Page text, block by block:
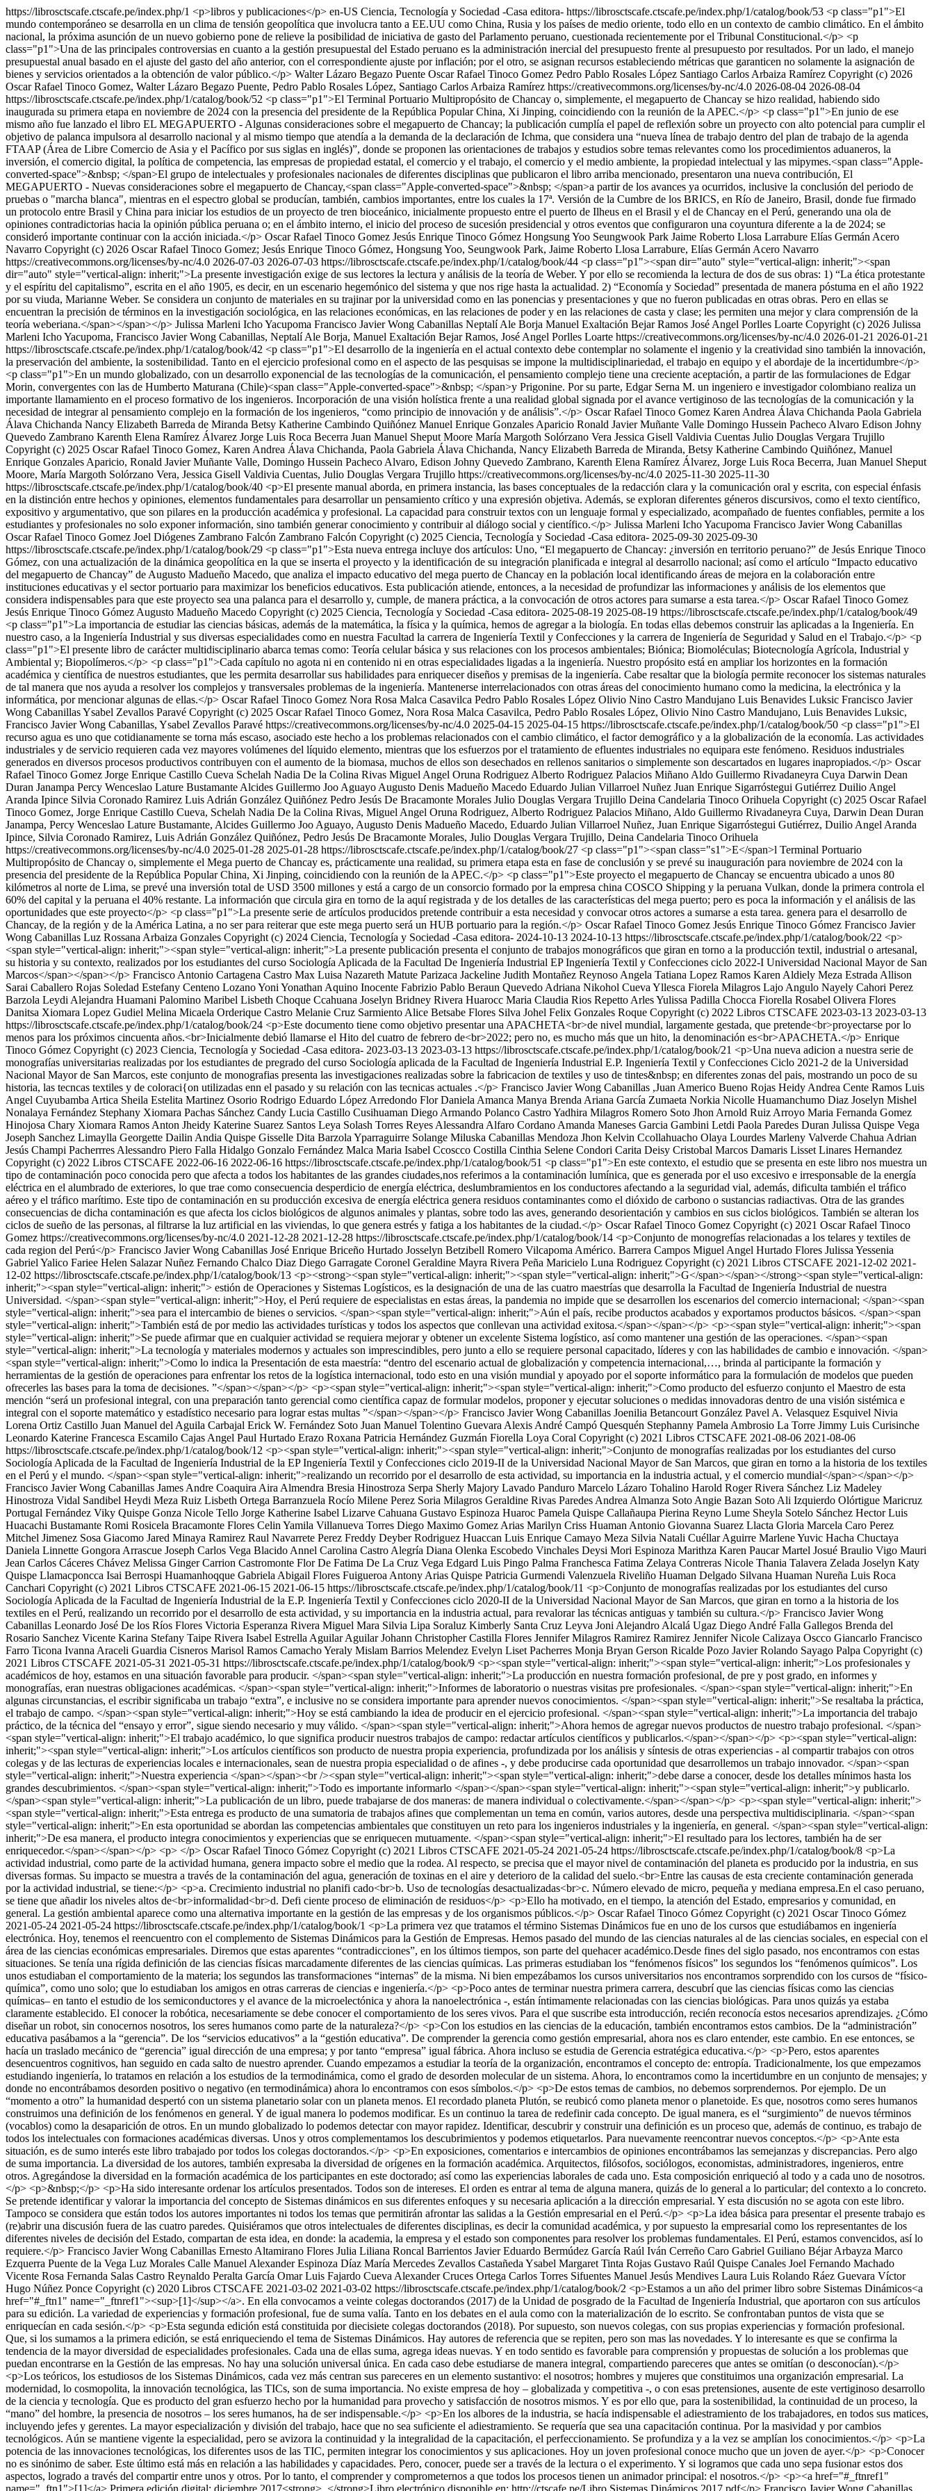
https://librosctscafe.ctscafe.pe/index.php/1 <p>libros y publicaciones</p> en-US Ciencia, Tecnología y Sociedad -Casa editora- https://librosctscafe.ctscafe.pe/index.php/1/catalog/book/53 <p class="p1">El
mundo contemporáneo se desarrolla en un clima de tensión geopolítica que involucra tanto a EE.UU como China, Rusia y los países de medio oriente, todo ello en un contexto de cambio climático. En el ámbito
nacional, la próxima asunción de un nuevo gobierno pone de relieve la posibilidad de iniciativa de gasto del Parlamento peruano, cuestionada recientemente por el Tribunal Constitucional.</p> <p
class="p1">Una de las principales controversias en cuanto a la gestión presupuestal del Estado peruano es la administración inercial del presupuesto frente al presupuesto por resultados. Por un lado, el manejo
presupuestal anual basado en el ajuste del gasto del año anterior, con el correspondiente ajuste por inflación; por el otro, se asignan recursos estableciendo métricas que garanticen no solamente la asignación de
bienes y servicios orientados a la obtención de valor público.</p> Walter Lázaro Begazo Puente Oscar Rafael Tinoco Gomez Pedro Pablo Rosales López Santiago Carlos Arbaiza Ramírez Copyright (c) 2026
Oscar Rafael Tinoco Gomez, Walter Lázaro Begazo Puente, Pedro Pablo Rosales López, Santiago Carlos Arbaiza Ramírez https://creativecommons.org/licenses/by-nc/4.0 2026-08-04 2026-08-04
https://librosctscafe.ctscafe.pe/index.php/1/catalog/book/52 <p class="p1">El Terminal Portuario Multipropósito de Chancay o, simplemente, el megapuerto de Chancay se hizo realidad, habiendo sido
inaugurada su primera etapa en noviembre de 2024 con la presencia del presidente de la República Popular China, Xi Jinping, coincidiendo con la reunión de la APEC.</p> <p class="p1">En junio de ese
mismo año fue lanzado el libro EL MEGAPUERTO - Algunas consideraciones sobre el megapuerto de Chancay; la publicación cumplía el papel de reflexión sobre un proyecto con alto potencial para cumplir el
objetivo de palanca impulsora al desarrollo nacional y al mismo tiempo que atendía a la demanda de la declaración de Ichma, que considera una “nueva línea de trabajo dentro del plan de trabajo de la agenda
FTAAP (Área de Libre Comercio de Asia y el Pacífico por sus siglas en inglés)”, donde se proponen las orientaciones de trabajos y estudios sobre temas relevantes como los procedimientos aduaneros, la
inversión, el comercio digital, la política de competencia, las empresas de propiedad estatal, el comercio y el trabajo, el comercio y el medio ambiente, la propiedad intelectual y las mipymes.<span class="Apple-
converted-space">&nbsp; </span>El grupo de intelectuales y profesionales nacionales de diferentes disciplinas que publicaron el libro arriba mencionado, presentaron una nueva contribución, El
MEGAPUERTO - Nuevas consideraciones sobre el megapuerto de Chancay,<span class="Apple-converted-space">&nbsp; </span>a partir de los avances ya ocurridos, inclusive la conclusión del periodo de
pruebas o "marcha blanca", mientras en el espectro global se producían, también, cambios importantes, entre los cuales la 17ª. Versión de la Cumbre de los BRICS, en Río de Janeiro, Brasil, donde fue firmado
un protocolo entre Brasil y China para iniciar los estudios de un proyecto de tren bioceánico, inicialmente propuesto entre el puerto de Ilheus en el Brasil y el de Chancay en el Perú, generando una ola de
opiniones contradictorias hacia la opinión pública peruana o; en el ámbito interno, el inicio del proceso de sucesión presidencial y otros eventos que configuraron una coyuntura diferente a la de 2024; se
consideró importante continuar con la acción iniciada.</p> Oscar Rafael Tinoco Gomez Jesús Enrique Tinoco Gómez Hongsung Yoo Seungwook Park Jaime Roberto Llosa Larrabure Elías Germán Acero
Navarro Copyright (c) 2026 Oscar Rafael Tinoco Gomez; Jesús Enrique Tinoco Gómez, Hongsung Yoo, Seungwook Park, Jaime Roberto Llosa Larrabure, Elías Germán Acero Navarro
https://creativecommons.org/licenses/by-nc/4.0 2026-07-03 2026-07-03 https://librosctscafe.ctscafe.pe/index.php/1/catalog/book/44 <p class="p1"><span dir="auto" style="vertical-align: inherit;"><span
dir="auto" style="vertical-align: inherit;">La presente investigación exige de sus lectores la lectura y análisis de la teoría de Weber. Y por ello se recomienda la lectura de dos de sus obras: 1) “La ética protestante
y el espíritu del capitalismo”, escrita en el año 1905, es decir, en un escenario hegemónico del sistema y que nos rige hasta la actualidad. 2) “Economía y Sociedad” presentada de manera póstuma en el año 1922
por su viuda, Marianne Weber. Se considera un conjunto de materiales en su trajinar por la universidad como en las ponencias y presentaciones y que no fueron publicadas en otras obras. Pero en ellas se
encuentran la precisión de términos en la investigación sociológica, en las relaciones económicas, en las relaciones de poder y en las relaciones de casta y clase; les permiten una mejor y clara comprensión de la
teoría weberiana.</span></span></p> Julissa Marleni Icho Yacupoma Francisco Javier Wong Cabanillas Neptalí Ale Borja Manuel Exaltación Bejar Ramos José Angel Porlles Loarte Copyright (c) 2026 Julissa
Marleni Icho Yacupoma, Francisco Javier Wong Cabanillas, Neptalí Ale Borja, Manuel Exaltación Bejar Ramos, José Angel Porlles Loarte https://creativecommons.org/licenses/by-nc/4.0 2026-01-21 2026-01-21
https://librosctscafe.ctscafe.pe/index.php/1/catalog/book/42 <p class="p1">El desarrollo de la ingeniería en el actual contexto debe contemplar no solamente el ingenio y la creatividad sino también la innovación,
la preservación del ambiente, la sostenibilidad. Tanto en el ejercicio profesional como en el aspecto de las pesquisas se impone la multidisciplinariedad, el trabajo en equipo y el abordaje de la incertidumbre</p>
<p class="p1">En un mundo globalizado, con un desarrollo exponencial de las tecnologías de la comunicación, el pensamiento complejo tiene una creciente aceptación, a partir de las formulaciones de Edgar
Morin, convergentes con las de Humberto Maturana (Chile)<span class="Apple-converted-space">&nbsp; </span>y Prigonine. Por su parte, Edgar Serna M. un ingeniero e investigador colombiano realiza un
importante llamamiento en el proceso formativo de los ingenieros. Incorporación de una visión holística frente a una realidad global signada por el avance vertiginoso de las tecnologías de la comunicación y la
necesidad de integrar al pensamiento complejo en la formación de los ingenieros, “como principio de innovación y de análisis”.</p> Oscar Rafael Tinoco Gomez Karen Andrea Álava Chichanda Paola Gabriela
Álava Chichanda Nancy Elizabeth Barreda de Miranda Betsy Katherine Cambindo Quiñónez Manuel Enrique Gonzales Aparicio Ronald Javier Muñante Valle Domingo Hussein Pacheco Alvaro Edison Johny
Quevedo Zambrano Karenth Elena Ramírez Álvarez Jorge Luis Roca Becerra Juan Manuel Sheput Moore María Margoth Solórzano Vera Jessica Gisell Valdivia Cuentas Julio Douglas Vergara Trujillo
Copyright (c) 2025 Oscar Rafael Tinoco Gomez, Karen Andrea Álava Chichanda, Paola Gabriela Álava Chichanda, Nancy Elizabeth Barreda de Miranda, Betsy Katherine Cambindo Quiñónez, Manuel
Enrique Gonzales Aparicio, Ronald Javier Muñante Valle, Domingo Hussein Pacheco Alvaro, Edison Johny Quevedo Zambrano, Karenth Elena Ramírez Álvarez, Jorge Luis Roca Becerra, Juan Manuel Sheput
Moore, María Margoth Solórzano Vera, Jessica Gisell Valdivia Cuentas, Julio Douglas Vergara Trujillo https://creativecommons.org/licenses/by-nc/4.0 2025-11-30 2025-11-30
https://librosctscafe.ctscafe.pe/index.php/1/catalog/book/40 <p>El presente manual aborda, en primera instancia, las bases conceptuales de la redacción clara y la comunicación oral y escrita, con especial énfasis
en la distinción entre hechos y opiniones, elementos fundamentales para desarrollar un pensamiento crítico y una expresión objetiva. Además, se exploran diferentes géneros discursivos, como el texto científico,
expositivo y argumentativo, que son pilares en la producción académica y profesional. La capacidad para construir textos con un lenguaje formal y especializado, acompañado de fuentes confiables, permite a los
estudiantes y profesionales no solo exponer información, sino también generar conocimiento y contribuir al diálogo social y científico.</p> Julissa Marleni Icho Yacupoma Francisco Javier Wong Cabanillas
Oscar Rafael Tinoco Gomez Joel Diógenes Zambrano Falcón Zambrano Falcón Copyright (c) 2025 Ciencia, Tecnología y Sociedad -Casa editora- 2025-09-30 2025-09-30
https://librosctscafe.ctscafe.pe/index.php/1/catalog/book/29 <p class="p1">Esta nueva entrega incluye dos artículos: Uno, “El megapuerto de Chancay: ¿inversión en territorio peruano?” de Jesús Enrique Tinoco
Gómez, con una actualización de la dinámica geopolítica en la que se inserta el proyecto y la identificación de su integración planificada e integral al desarrollo nacional; así como el artículo “Impacto educativo
del megapuerto de Chancay” de Augusto Madueño Macedo, que analiza el impacto educativo del mega puerto de Chancay en la población local identificando áreas de mejora en la colaboración entre
instituciones educativas y el sector portuario para maximizar los beneficios educativos. Esta publicación atiende, entonces, a la necesidad de profundizar las informaciones y análisis de los elementos que
considera indispensables para que este proyecto sea una palanca para el desarrollo y, cumple, de manera práctica, a la convocación de otros actores para sumarse a esta tarea.</p> Oscar Rafael Tinoco Gomez
Jesús Enrique Tinoco Gómez Augusto Madueño Macedo Copyright (c) 2025 Ciencia, Tecnología y Sociedad -Casa editora- 2025-08-19 2025-08-19 https://librosctscafe.ctscafe.pe/index.php/1/catalog/book/49
<p class="p1">La importancia de estudiar las ciencias básicas, además de la matemática, la física y la química, hemos de agregar a la biología. En todas ellas debemos construir las aplicadas a la Ingeniería. En
nuestro caso, a la Ingeniería Industrial y sus diversas especialidades como en nuestra Facultad la carrera de Ingeniería Textil y Confecciones y la carrera de Ingeniería de Seguridad y Salud en el Trabajo.</p> <p
class="p1">El presente libro de carácter multidisciplinario abarca temas como: Teoría celular básica y sus relaciones con los procesos ambientales; Biónica; Biomoléculas; Biotecnología Agrícola, Industrial y
Ambiental y; Biopolímeros.</p> <p class="p1">Cada capítulo no agota ni en contenido ni en otras especialidades ligadas a la ingeniería. Nuestro propósito está en ampliar los horizontes en la formación
académica y científica de nuestros estudiantes, que les permita desarrollar sus habilidades para enriquecer diseños y premisas de la ingeniería. Cabe resaltar que la biología permite reconocer los sistemas naturales
de tal manera que nos ayuda a resolver los complejos y transversales problemas de la ingeniería. Mantenerse interrelacionados con otras áreas del conocimiento humano como la medicina, la electrónica y la
informática, por mencionar algunas de ellas.</p> Oscar Rafael Tinoco Gomez Nora Rosa Malca Casavilca Pedro Pablo Rosales López Olivio Nino Castro Mandujano Luis Benavides Luksic Francisco Javier
Wong CabanillasYsabel Zevallos Paravé Copyright (c) 2025 Oscar Rafael Tinoco Gomez, Nora Rosa Malca Casavilca, Pedro Pablo Rosales López, Olivio Nino Castro Mandujano, Luis Benavides Luksic,
Francisco Javier Wong Cabanillas, Ysabel Zevallos Paravé https://creativecommons.org/licenses/by-nc/4.0 2025-04-15 2025-04-15 https://librosctscafe.ctscafe.pe/index.php/1/catalog/book/50 <p class="p1">El
recurso agua es uno que cotidianamente se torna más escaso, asociado este hecho a los problemas relacionados con el cambio climático, el factor demográfico y a la globalización de la economía. Las actividades
industriales y de servicio requieren cada vez mayores volúmenes del líquido elemento, mientras que los esfuerzos por el tratamiento de efluentes industriales no equipara este fenómeno. Residuos industriales
generados en diversos procesos productivos contribuyen con el aumento de la biomasa, muchos de ellos son desechados en rellenos sanitarios o simplemente son descartados en lugares inapropiados.</p> Oscar
Rafael Tinoco Gomez Jorge Enrique Castillo Cueva Schelah Nadia De la Colina Rivas Miguel Angel Oruna Rodriguez Alberto Rodriguez Palacios Miñano Aldo Guillermo Rivadaneyra Cuya Darwin Dean
Duran Janampa Percy Wenceslao Lature Bustamante Alcides Guillermo Joo Aguayo Augusto Denis Madueño Macedo Eduardo Julian Villarroel Nuñez Juan Enrique Sigarróstegui Gutiérrez Duilio Angel
Aranda Ipince Silvia Coronado Ramirez Luis Adrián González Quiñónez Pedro Jesús De Bracamonte Morales Julio Douglas Vergara Trujillo Deina Candelaria Tinoco Orihuela Copyright (c) 2025 Oscar Rafael
Tinoco Gomez, Jorge Enrique Castillo Cueva, Schelah Nadia De la Colina Rivas, Miguel Angel Oruna Rodriguez, Alberto Rodriguez Palacios Miñano, Aldo Guillermo Rivadaneyra Cuya, Darwin Dean Duran
Janampa, Percy Wenceslao Lature Bustamante, Alcides Guillermo Joo Aguayo, Augusto Denis Madueño Macedo, Eduardo Julian Villarroel Nuñez, Juan Enrique Sigarróstegui Gutiérrez, Duilio Angel Aranda
Ipince, Silvia Coronado Ramirez, Luis Adrián González Quiñónez, Pedro Jesús De Bracamonte Morales, Julio Douglas Vergara Trujillo, Deina Candelaria Tinoco Orihuela
https://creativecommons.org/licenses/by-nc/4.0 2025-01-28 2025-01-28 https://librosctscafe.ctscafe.pe/index.php/1/catalog/book/27 <p class="p1"><span class="s1">E</span>l Terminal Portuario
Multipropósito de Chancay o, simplemente el Mega puerto de Chancay es, prácticamente una realidad, su primera etapa esta en fase de conclusión y se prevé su inauguración para noviembre de 2024 con la
presencia del presidente de la República Popular China, Xi Jinping, coincidiendo con la reunión de la APEC.</p> <p class="p1">Este proyecto el megapuerto de Chancay se encuentra ubicado a unos 80
kilómetros al norte de Lima, se prevé una inversión total de USD 3500 millones y está a cargo de un consorcio formado por la empresa china COSCO Shipping y la peruana Vulkan, donde la primera controla el
60% del capital y la peruana el 40% restante. La información que circula gira en torno de la aquí registrada y de los detalles de las características del mega puerto; pero es poca la información y el análisis de las
oportunidades que este proyecto</p> <p class="p1">La presente serie de artículos producidos pretende contribuir a esta necesidad y convocar otros actores a sumarse a esta tarea. genera para el desarrollo de
Chancay, de la región y de la América Latina, a no ser para reiterar que este mega puerto será un HUB portuario para la región.</p> Oscar Rafael Tinoco Gomez Jesús Enrique Tinoco Gómez Francisco Javier
Wong Cabanillas Luz Rossana Arbaiza Gonzales Copyright (c) 2024 Ciencia, Tecnología y Sociedad -Casa editora- 2024-10-13 2024-10-13 https://librosctscafe.ctscafe.pe/index.php/1/catalog/book/22 <p>
<span style="vertical-align: inherit;"><span style="vertical-align: inherit;">La presente publicación presenta el conjunto de trabajos monográficos que giran en torno a la producción textil, industrial o artesanal,
su historia y su contexto, realizados por los estudiantes del curso Sociología Aplicada de la Facultad De Ingeniería Industrial EP Ingeniería Textil y Confecciones ciclo 2022-I Universidad Nacional Mayor de San
Marcos</span></span></p> Francisco Antonio Cartagena Castro Max Luisa Nazareth Matute Parizaca Jackeline Judith Montañez Reynoso Angela Tatiana Lopez Ramos Karen Aldiely Meza Estrada Allison
Sarai Caballero Rojas Soledad Estefany Centeno LozanoYoni Yonathan Aquino Inocente Fabrizio Pablo Beraun Quevedo Adriana Nikohol Cueva Yllesca Fiorela Milagros Lajo Angulo Nayely Cahori Perez
Barzola Leydi Alejandra Huamani Palomino Maribel Lisbeth Choque Ccahuana Joselyn Bridney Rivera Huarocc Maria Claudia Rios Repetto Arles Yulissa Padilla Chocca Fiorella Rosabel Olivera Flores
Danitsa Xiomara Lopez Gudiel Melina Micaela Orderique Castro Melanie Cruz Sarmiento Alice Betsabe Flores Silva Johel Felix Gonzales Roque Copyright (c) 2022 Libros CTSCAFE 2023-03-13 2023-03-13
https://librosctscafe.ctscafe.pe/index.php/1/catalog/book/24 <p>Este documento tiene como objetivo presentar una APACHETA<br>de nivel mundial, largamente gestada, que pretende<br>proyectarse por lo
menos para los próximos cincuenta años.<br>Inicialmente debió llamarse el Hito del cuatro de febrero de<br>2022; pero no, es mucho más que un hito, la denominación es<br>APACHETA.</p> Enrique
Tinoco Gómez Copyright (c) 2023 Ciencia, Tecnología y Sociedad -Casa editora- 2023-03-13 2023-03-13 https://librosctscafe.ctscafe.pe/index.php/1/catalog/book/21 <p>Una nueva adicion a nuestra serie de
monografías universitarias realizadas por los estudiantes de pregrado del curso Sociología aplicada de la Facultad de Ingeniería Industrial E.P. Ingeniería Textil y Confecciones Ciclo 2021-2 de la Universidad
Nacional Mayor de San Marcos, este conjunto de monografias presenta las investigaciones realizadas sobre la fabricacion de textiles y uso de tintes&nbsp; en diferentes zonas del pais, mostrando un poco de su
historia, las tecncas textiles y de coloraci{on utilizadas enn el pasado y su relación con las tecnicas actuales .</p> Francisco Javier Wong Cabanillas ,Juan Americo Bueno Rojas Heidy Andrea Cente Ramos Luis
Angel Cuyubamba Artica Sheila Estelita Martinez Osorio Rodrigo Eduardo López Arredondo Flor Daniela Amanca Manya Brenda Ariana García Zumaeta Norkia Nicolle Huamanchumo Diaz Joselyn Mishel
Nonalaya Fernández Stephany Xiomara Pachas Sánchez Candy Lucia Castillo Cusihuaman Diego Armando Polanco CastroYadhira Milagros Romero Soto Jhon Arnold Ruiz Arroyo Maria Fernanda Gomez
Hinojosa Chary Xiomara Ramos Anton Jheidy Katerine Suarez Santos Leya Solash Torres Reyes Alessandra Alfaro Cordano Amanda Maneses Garcia Gambini Letdi Paola Paredes Duran Julissa Quispe Vega
Joseph Sanchez Limaylla Georgette Dailin Andia Quispe Gisselle Dita Barzola Yparraguirre Solange Miluska Cabanillas Mendoza Jhon Kelvin Ccollahuacho Olaya Lourdes Marleny Valverde Chahua Adrian
Jesús Champi Pacherrres Alessandro Piero Falla Hidalgo Gonzalo Fernández Malca Maria Isabel Ccoscco Costilla Cinthia Selene Condori Carita Deisy Cristobal Marcos Damaris Lisset Linares Hernandez
Copyright (c) 2022 Libros CTSCAFE 2022-06-16 2022-06-16 https://librosctscafe.ctscafe.pe/index.php/1/catalog/book/51 <p class="p1">En este contexto, el estudio que se presenta en este libro nos muestra un
tipo de contaminación poco conocida pero que afecta a todos los habitantes de las grandes ciudades,nos referimos a la contaminación lumínica, que es generada por el uso excesivo e irresponsable de la energía
eléctrica en el alumbrado de exteriores, lo que trae como consecuencia desperdicio de energía eléctrica, deslumbramientos en los conductores afectando a la seguridad vial, además, dificulta también el tráfico
aéreo y el tráfico marítimo. Este tipo de contaminación en su producción excesiva de energía eléctrica genera residuos contaminantes como el dióxido de carbono o sustancias radiactivas. Otra de las grandes
consecuencias de dicha contaminación es que afecta los ciclos biológicos de algunos animales y plantas, sobre todo las aves, generando desorientación y cambios en sus ciclos biológicos. También se alteran los
ciclos de sueño de las personas, al filtrarse la luz artificial en las viviendas, lo que genera estrés y fatiga a los habitantes de la ciudad.</p> Oscar Rafael Tinoco Gomez Copyright (c) 2021 Oscar Rafael Tinoco
Gomez https://creativecommons.org/licenses/by-nc/4.0 2021-12-28 2021-12-28 https://librosctscafe.ctscafe.pe/index.php/1/catalog/book/14 <p>Conjunto de monogrefías relacionadas a los telares y textiles de
cada region del Perú</p> Francisco Javier Wong Cabanillas José Enrique Briceño Hurtado Josselyn Betzibell Romero Vilcapoma Américo. Barrera Campos Miguel Angel Hurtado Flores Julissa Yessenia
Gabriel Yalico Fariee Helen Salazar Nuñez Fernando Chalco Diaz Diego Garragate Coronel Geraldine Mayra Rivera Peña Maricielo Luna Rodriguez Copyright (c) 2021 Libros CTSCAFE 2021-12-02 2021-
12-02 https://librosctscafe.ctscafe.pe/index.php/1/catalog/book/13 <p><strong><span style="vertical-align: inherit;"><span style="vertical-align: inherit;">G</span></span></strong><span style="vertical-align:
inherit;"><span style="vertical-align: inherit;"> estión de Operaciones y Sistemas Logísticos, es la designación de una de las cuatro maestrías que desarrolla la Facultad de Ingeniería Industrial de nuestra
Universidad. </span><span style="vertical-align: inherit;">Hoy, el Perú requiere de especialistas en estas áreas, la pandemia no impide que se desarrollen los escenarios del comercio internacional; </span><span
style="vertical-align: inherit;">sea ​​para el intercambio de bienes o servicios. </span><span style="vertical-align: inherit;">Aún el país, recibe productos acabados y exportamos productos básicos. </span><span
style="vertical-align: inherit;">También está de por medio las actividades turísticas y todos los aspectos que conllevan una actividad exitosa.</span></span></p> <p><span style="vertical-align: inherit;"><span
style="vertical-align: inherit;">Se puede afirmar que en cualquier actividad se requiera mejorar y obtener un excelente Sistema logístico, así como mantener una gestión de las operaciones. </span><span
style="vertical-align: inherit;">La tecnología y materiales modernos y actuales son imprescindibles, pero junto a ello se requiere personal capacitado, líderes y con las habilidades de cambio e innovación. </span>
<span style="vertical-align: inherit;">Como lo indica la Presentación de esta maestría: “dentro del escenario actual de globalización y competencia internacional,…, brinda al participante la formación y
herramientas de la gestión de operaciones para enfrentar los retos de la logística internacional, todo esto en una visión mundial y apoyado por el soporte informático para la formulación de modelos que pueden
ofrecerles las bases para la toma de decisiones. ”</span></span></p> <p><span style="vertical-align: inherit;"><span style="vertical-align: inherit;">Como producto del esfuerzo conjunto el Maestro de esta
mención “será un profesional integral, con una preparación tanto gerencial como científica capaz de formular modelos, proponer y ejecutar soluciones o medidas innovadoras dentro de una visión sistémica e
integral con el soporte matemático y estadístico necesario para lograr estas multas ”</span></span></p> Francisco Javier Wong Cabanillas Joenilia Betancourt González Pavel A. Velasquez Esquivel Nivia
Lorena Ortiz Castillo Juan Manuel del Aguila Carbajal Erick W. Fernández Soto Juan Manuel Tolentino Guevara Alexis André Campó Quesquén Stephanny Pamela Ambrosio La Torre Jimmy Luis Curisinche
Leonardo Katerine Francesca Escamilo Cajas Angel Paul Hurtado Erazo Roxana Patricia Hernández Guzmán Fiorella Loya Coral Copyright (c) 2021 Libros CTSCAFE 2021-08-06 2021-08-06
https://librosctscafe.ctscafe.pe/index.php/1/catalog/book/12 <p><span style="vertical-align: inherit;"><span style="vertical-align: inherit;">Conjunto de monografías realizadas por los estudiantes del curso
Sociología Aplicada de la Facultad de Ingeniería Industrial de la EP Ingeniería Textil y Confecciones ciclo 2019-II de la Universidad Nacional Mayor de San Marcos, que giran en torno a la historia de los textiles
en el Perú y el mundo. </span><span style="vertical-align: inherit;">realizando un recorrido por el desarrollo de esta actividad, su importancia en la industria actual, y el comercio mundial</span></span></p>
Francisco Javier Wong Cabanillas James Andre Coaquira Aira Almendra Bresia Hinostroza Serpa Sherly Majory Lavado Panduro Marcelo Lázaro Tohalino Harold Roger Rivera Sánchez Liz Madeley
Hinostroza Vidal Sandibel Heydi Meza Ruiz Lisbeth Ortega Barranzuela Rocío Milene Perez Soria Milagros Geraldine Rivas Paredes Andrea Almanza Soto Angie Bazan Soto Ali Izquierdo Olórtigue Maricruz
Portugal Fernández Viky Quispe Gonza Nicole Tello Jorge Katherine Isabel Lizarve Cahuana Gustavo Espinoza Huaroc Pamela Quispe Callañaupa Pierina Reyno Lume Sheyla Sotelo Sánchez Hector Luis
Huacachi Bustamante Romi Rosicela Bracamonte Flores Celin Yamila Villanueva Torres Diego Maximo Gomez Arias Marilyn Criss Huaman Antonio Giovanna Suarez Llacta Gloria Marcela Caro Perez
Mitchel Jimenez Sosa Giacomo Jared Minaya Ramirez Raul Navarrete Perez Freddy Deyber Rodriguez Huaccan Luis Enrique Camayo Meza Silvia Natali Cuéllar Aguirre Marlene Yuvic Hacha Chuctaya
Daniela Linnette Gongora Arrascue Joseph Carlos Vega Blacido Annel Carolina Castro Alegría Diana Olenka Escobedo Vinchales Deysi Mori Espinoza Marithza Karen Paucar Martel Josué Braulio Vigo Mauri
Jean Carlos Cáceres Chávez Melissa Ginger Carrion Castromonte Flor De Fatima De La Cruz Vega Edgard Luis Pingo Palma Franchesca Fatima Zelaya Contreras Nicole Thania Talavera Zelada Joselyn Katy
Quispe Llamacponcca Isai Berrospi Huamanhoqque Gabriela Abigail Flores Fuigueroa Antony Arias Quispe Patricia Gurmendi Valenzuela Riveliño Huaman Delgado Silvana Huaman Nureña Luis Roca
Canchari Copyright (c) 2021 Libros CTSCAFE 2021-06-15 2021-06-15 https://librosctscafe.ctscafe.pe/index.php/1/catalog/book/11 <p>Conjunto de monografías realizadas por los estudiantes del curso
Sociología Aplicada de la Facultad de Ingeniería Industrial de la E.P. Ingeniería Textil y Confecciones ciclo 2020-II de la Universidad Nacional Mayor de San Marcos, que giran en torno a la historia de los
textiles en el Perú, realizando un recorrido por el desarrollo de esta actividad, y su importancia en la industria actual, para revalorar las técnicas antiguas y también su cultura.</p> Francisco Javier Wong
Cabanillas Leonardo José De los Ríos Flores Victoria Esperanza Rivera Miguel Mara Silvia Lipa Soraluz Kimberly Santa Cruz Leyva Joni Alejandro Alcalá Ugaz Diego André Falla Gallegos Brenda del
Rosario Sanchez Vicente Karina Stefany Taipe Rivera Isabel Estrella Aguilar Aguilar Johann Christopher Castilla Flores Jennifer Milagros Ramirez Ramirez Jennifer Nicole Calizaya Oscco Giancarlo Francisco
Farro Ticona Ivanna Araceli Guardia Cisneros Marisol Ramos CamachoYeraly Mislam Barrios Melendez Evelyn Liset Pacherres Monja Bryan Gerson Ricalde Pozo Javier Rolando Sayago Palpa Copyright (c)
2021 Libros CTSCAFE 2021-05-31 2021-05-31 https://librosctscafe.ctscafe.pe/index.php/1/catalog/book/9 <p><span style="vertical-align: inherit;"><span style="vertical-align: inherit;">Los profesionales y
académicos de hoy, estamos en una situación favorable para producir. </span><span style="vertical-align: inherit;">La producción en nuestra formación profesional, de pre y post grado, en informes y
monografías, eran nuestras obligaciones académicas. </span><span style="vertical-align: inherit;">Informes de laboratorio o nuestras visitas pre profesionales. </span><span style="vertical-align: inherit;">En
algunas circunstancias, el escribir significaba un trabajo “extra”, e inclusive no se considera importante para aprender nuevos conocimientos. </span><span style="vertical-align: inherit;">Se resaltaba la práctica,
el trabajo de campo. </span><span style="vertical-align: inherit;">Hoy se está cambiando la idea de producir en el ejercicio profesional. </span><span style="vertical-align: inherit;">La importancia del trabajo
práctico, de la técnica del “ensayo y error”, sigue siendo necesario y muy válido. </span><span style="vertical-align: inherit;">Ahora hemos de agregar nuevos productos de nuestro trabajo profesional. </span>
<span style="vertical-align: inherit;">El trabajo académico, lo que significa producir nuestros trabajos de campo: redactar artículos científicos y publicarlos.</span></span></p> <p><span style="vertical-align:
inherit;"><span style="vertical-align: inherit;">Los artículos científicos son producto de nuestra propia experiencia, profundizada por los análisis y síntesis de otras experiencias - al compartir trabajos con otros
colegas y de las lecturas de experiencias locales e internacionales, sean de nuestra propia especialidad o de afines -, y debe producirse cada oportunidad que desarrollemos un trabajo innovador. </span><span
style="vertical-align: inherit;">Nuestra experiencia </span></span><br /><span style="vertical-align: inherit;"><span style="vertical-align: inherit;">debe darse a conocer, desde los detalles mínimos hasta los
grandes descubrimientos. </span><span style="vertical-align: inherit;">Todo es importante informarlo </span></span><span style="vertical-align: inherit;"><span style="vertical-align: inherit;">y publicarlo.
</span><span style="vertical-align: inherit;">La publicación de un libro, puede trabajarse de dos maneras: de manera individual o colectivamente.</span></span></p> <p><span style="vertical-align: inherit;">
<span style="vertical-align: inherit;">Esta entrega es producto de una sumatoria de trabajos afines que complementan un tema en común, varios autores, desde una perspectiva multidisciplinaria. </span><span
style="vertical-align: inherit;">En esta oportunidad se abordan las competencias ambientales que constituyen un reto para los ingenieros industriales y la ingeniería, en general. </span><span style="vertical-align:
inherit;">De esa manera, el producto integra conocimientos y experiencias que se enriquecen mutuamente. </span><span style="vertical-align: inherit;">El resultado para los lectores, también ha de ser
enriquecedor.</span></span></p> <p> </p> Oscar Rafael Tinoco Gómez Copyright (c) 2021 Libros CTSCAFE 2021-05-24 2021-05-24 https://librosctscafe.ctscafe.pe/index.php/1/catalog/book/8 <p>La
actividad industrial, como parte de la actividad humana, genera impacto sobre el medio que la rodea. Al respecto, se precisa que el mayor nivel de contaminación del planeta es producido por la industria, en sus
diversas formas. Su impacto se muestra a través de la contaminación del agua, generación de toxinas en el aire y deterioro de la calidad del suelo.<br>Entre las causas de esta creciente contaminación generada
por la actividad industrial, se tiene:</p> <p>a. Crecimiento industrial no planifi cado<br>b. Uso de tecnologías desactualizadas<br>c. Número elevado de micro, pequeña y mediana empresa.En el caso peruano,
se tiene que añadir los niveles altos de<br>informalidad<br>d. Defi ciente proceso de eliminación de residuos</p> <p>Ello ha motivado, en el tiempo, la atención del Estado, empresarios y comunidad, en
general. La gestión ambiental aparece como una alternativa importante en la gestión de las empresas y de los organismos públicos.</p> Oscar Rafael Tinoco Gómez Copyright (c) 2021 Oscar Tinoco Gómez
2021-05-24 2021-05-24 https://librosctscafe.ctscafe.pe/index.php/1/catalog/book/1 <p>La primera vez que tratamos el término Sistemas Dinámicos fue en uno de los cursos que estudiábamos en ingeniería
electrónica. Hoy, tenemos el reencuentro con el complemento de Sistemas Dinámicos para la Gestión de Empresas. Hemos pasado del mundo de las ciencias naturales al de las ciencias sociales, en especial con el
área de las ciencias económicas empresariales. Diremos que estas aparentes “contradicciones”, en los últimos tiempos, son parte del quehacer académico.Desde fines del siglo pasado, nos encontramos con estas
situaciones. Se tenía una rígida definición de las ciencias físicas marcadamente diferentes de las ciencias químicas. Las primeras estudiaban los “fenómenos físicos” los segundos los “fenómenos químicos”. Los
unos estudiaban el comportamiento de la materia; los segundos las transformaciones “internas” de la misma. Ni bien empezábamos los cursos universitarios nos encontramos sorprendido con los cursos de “físico-
química”, como uno solo; que lo estudiaban los amigos en otras carreras de ciencias e ingeniería.</p> <p>Poco antes de terminar nuestra primera carrera, descubrí que las ciencias físicas como las ciencias
químicas– en tanto el estudio de los semiconductores y el avance de la microelectónica y ahora la nanoelectrónica -, están íntimamente relacionadas con las ciencias biológicas. Para unos quizás ya estaba
claramente establecido. El conocer la robótica, necesariamente se debe conocer el comportamiento de los seres vivos. Para el que suscribe esta introducción, recién reconocía estos necesarios aprendizajes. ¿Cómo
diseñar un robot, sin conocernos nosotros, los seres humanos como parte de la naturaleza?</p> <p>Con los estudios en las ciencias de la educación, también encontramos estos cambios. De la “administración”
educativa pasábamos a la “gerencia”. De los “servicios educativos” a la “gestión educativa”. De comprender la gerencia como gestión empresarial, ahora nos es claro entender, este cambio. En ese entonces, se
hacía un traslado mecánico de “gerencia” igual dirección de una empresa; y por tanto “empresa” igual fábrica. Ahora incluso se estudia de Gerencia estratégica educativa.</p> <p>Pero, estos aparentes
desencuentros cognitivos, han seguido en cada salto de nuestro aprender. Cuando empezamos a estudiar la teoría de la organización, encontramos el concepto de: entropía. Tradicionalmente, los que empezamos
estudiando ingeniería, lo tratamos en relación a los estudios de la termodinámica, como el grado de desorden molecular de un sistema. Ahora, lo encontramos como la incertidumbre en un conjunto de mensajes; y
donde no encontrábamos desorden positivo o negativo (en termodinámica) ahora lo encontramos con esos símbolos.</p> <p>De estos temas de cambios, no debemos sorprendernos. Por ejemplo. De un
“momento a otro” la humanidad despertó con un sistema planetario solar con un planeta menos. El recordado planeta Plutón, se reubicó como planeta menor o planetoide. Es que, nosotros como seres humanos
construimos una definición de los fenómenos en general. Y de igual manera lo podemos modificar. Es un continuo la tarea de redefinir cada concepto. De igual manera, es el “surgimiento” de nuevos términos
(vocablos) como la desaparición de otros. En un mundo globalizado lo podemos detectar con mayor rapidez. Identificar, descubrir y construir una definición es un proceso que, además de continuo, es trabajo de
todos los intelectuales con formaciones académicas diversas. Unos y otros complementamos los descubrimientos y podemos etiquetarlos. Para nuevamente reencontrar nuevos conceptos.</p> <p>Ante esta
situación, es de sumo interés este libro trabajado por todos los colegas doctorandos.</p> <p>En exposiciones, comentarios e intercambios de opiniones encontrábamos las semejanzas y discrepancias. Pero algo
de suma importancia. La diversidad de los autores, también expresaba la diversidad de orígenes en la formación académica. Arquitectos, filósofos, sociólogos, economistas, administradores, ingenieros, entre
otros. Agregándose la diversidad en la formación académica de los participantes en este doctorado; así como las experiencias laborales de cada uno. Esta composición enriqueció al todo y a cada uno de nosotros.
</p> <p>&nbsp;</p> <p>Ha sido interesante ordenar los artículos presentados. Todos son de intereses. El orden es entrar al tema de alguna manera, quizás de lo general a lo particular; del contexto a lo concreto.
Se pretende identificar y valorar la importancia del concepto de Sistemas dinámicos en sus diferentes enfoques y su necesaria aplicación a la dirección empresarial. Y esta discusión no se agota con este libro.
Tampoco se considera que están todos los autores importantes ni todos los temas que permitirán afrontar las salidas a la Gestión empresarial en el Perú.</p> <p>La idea básica para presentar el presente trabajo es
(re)abrir una discusión fuera de las cuatro paredes. Quisiéramos que otros intelectuales de diferentes disciplinas, es decir la comunidad académica, y por supuesto la empresarial como los representantes de los
diferentes niveles de decisión del Estado, compartan de esta idea, en donde: la academia, la empresa y el estado son componentes para resolver los problemas fundamentales. El Perú, estamos convencidos, así lo
requiere.</p> Francisco Javier Wong Cabanillas Ernesto Altamirano Flores Julia Liliana Roncal Barrientos Javier Eduardo Bermúdez García Raúl Iván Cerreño Caro Gabriel Guiliano Béjar Arbayza Marco
Ezquerra Puente de la Vega Luz Morales Calle Manuel Alexander Espinoza Díaz María Mercedes Zevallos Castañeda Ysabel Margaret Tinta Rojas Gustavo Raúl Quispe Canales Joel Fernando Machado
Vicente Rosa Fernanda Salas Castro Reynaldo Peralta García Omar Luis Fajardo Cueva Alexander Cruces Ortega Carlos Torres Sifuentes Manuel Jesús Mendives Laura Luis Rolando Ráez Guevara Víctor
Hugo Núñez Ponce Copyright (c) 2020 Libros CTSCAFE 2021-03-02 2021-03-02 https://librosctscafe.ctscafe.pe/index.php/1/catalog/book/2 <p>Estamos a un año del primer libro sobre Sistemas Dinámicos<a
href="#_ftn1" name="_ftnref1"><sup>[1]</sup></a>. En ella convocamos a veinte colegas doctorandos (2017) de la Unidad de posgrado de la Facultad de Ingeniería Industrial, que aportaron con sus artículos
para su edición. La variedad de experiencias y formación profesional, fue de suma valía. Tanto en los debates en el aula como con la materialización de lo escrito. Se confrontaban puntos de vista que se
enriquecían en cada sesión.</p> <p>Esta segunda edición está constituida por diecisiete colegas doctorandos (2018). Por supuesto, son nuevos colegas, con sus propias experiencias y formación profesional.
Que, si los sumamos a la primera edición, se está enriqueciendo el tema de Sistemas Dinámicos. Hay autores de referencia que se repiten, pero son mas las novedades. Y lo interesante es que se confirma la
tendencia de la mayor diversidad de especialidades profesionales. Cada una de ellas suma, agrega ideas nuevas. Y en todo sentido es favorable para comprensión y propuestas de solución a los problemas que
puedan encontrarse en la Gestión de las empresas. No hay una solución universal única. En cada caso debe estudiarse de manera integral, compartiendo pareceres que antes se omitían (o desconocían).</p>
<p>Los teóricos, los estudiosos de los Sistemas Dinámicos, cada vez más centran sus pareceres en un elemento sustantivo: el nosotros; hombres y mujeres que constituimos una organización empresarial. La
modernidad, lo cosmopolita, la innovación tecnológica, las TICs, son de suma importancia. No existe empresa de hoy – globalizada y competitiva -, o con esas pretensiones, ausente de este vertiginoso desarrollo
de la ciencia y tecnología. Que es producto del gran esfuerzo hecho por la humanidad para provecho y satisfacción de nosotros mismos. Y es por ello que, para la sostenibilidad, la continuidad de un proceso, la
“mano” del hombre, la presencia de nosotros – los seres humanos, ha de ser indispensable.</p> <p>En los albores de la industria, se hacía indispensable el adiestramiento de los trabajadores, en todos sus matices,
incluyendo jefes y gerentes. La mayor especialización y división del trabajo, hace que no sea suficiente el adiestramiento. Se requería que sea una capacitación continua. Por la masividad y por cambios
tecnológicos. Aún se mantiene vigente la especialidad, pero se avizora la continuidad y la integralidad de la capacitación, el perfeccionamiento. Se profundiza y a la vez se amplían los conocimientos.</p> <p>La
potencia de las innovaciones tecnológicas, los diferentes usos de las TIC, permiten integrar los conocimientos y sus aplicaciones. Hoy un joven profesional conoce mucho que un joven de ayer.</p> <p>Conocer
no es sinónimo de saber. Este último está más en relación a las habilidades y capacidades. Pero, conocer, puede ser a través de la lectura o el experimento. Y si logramos que cada uno sepa fusionar estos dos
aspectos, logrado a través del compartir entre unos y otros. Por lo tanto, el comprender y comprometernos a que todos los procesos tienen un animador principal: el nosotros.</p> <p><a href="#_ftnref1"
name="_ftn1">[1]</a> Primera edición digital: diciembre 2017<strong>. </strong>Libro electrónico disponible en: http://ctscafe.pe/Libro Sistemas Dinámicos 2017.pdf</p> Francisco Javier Wong Cabanillas